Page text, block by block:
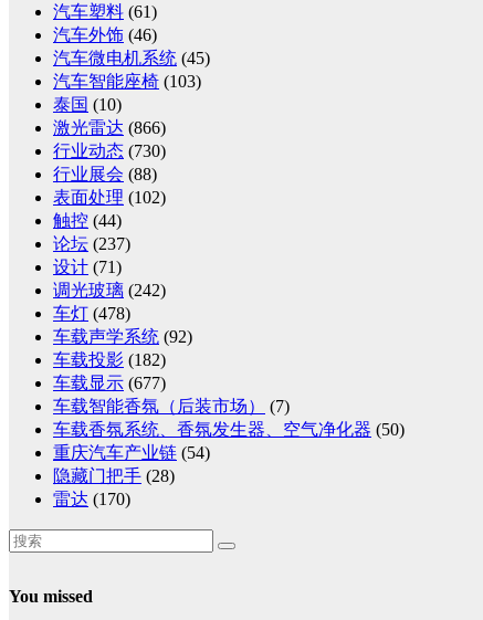
汽车塑料 (61)
汽车外饰 (46)
汽车微电机系统 (45)
汽车智能座椅 (103)
泰国 (10)
激光雷达 (866)
行业动态 (730)
行业展会 (88)
表面处理 (102)
触控 (44)
论坛 (237)
设计 (71)
调光玻璃 (242)
车灯 (478)
车载声学系统 (92)
车载投影 (182)
车载显示 (677)
车载智能香氛（后装市场）
(7)
车载香氛系统、香氛发生器、空气净化器 (50)
重庆汽车产业链 (54)
隐藏门把手 (28)
雷达 (170)
You missed